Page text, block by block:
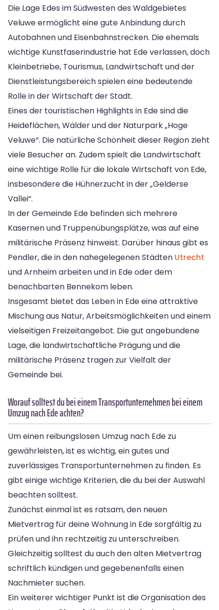
Die Lage Edes im Südwesten des Waldgebietes
Veluwe ermöglicht eine gute Anbindung durch
Autobahnen und Eisenbahnstrecken. Die ehemals
wichtige Kunstfaserindustrie hat Ede verlassen, doch
Kleinbetriebe, Tourismus, Landwirtschaft und der
Dienstleistungsbereich spielen eine bedeutende
Rolle in der Wirtschaft der Stadt.
Eines der touristischen Highlights in Ede sind die
Heideflächen, Wälder und der Naturpark „Hoge
Veluwe“. Die natürliche Schönheit dieser Region zieht
viele Besucher an. Zudem spielt die Landwirtschaft
eine wichtige Rolle für die lokale Wirtschaft von Ede,
insbesondere die Hühnerzucht in der „Gelderse
Vallei“.
In der Gemeinde Ede befinden sich mehrere
Kasernen und Truppenübungsplätze, was auf eine
militärische Präsenz hinweist. Darüber hinaus gibt es
Pendler, die in den nahegelegenen Städten Utrecht
und Arnheim arbeiten und in Ede oder dem
benachbarten Bennekom leben.
Insgesamt bietet das Leben in Ede eine attraktive
Mischung aus Natur, Arbeitsmöglichkeiten und einem
vielseitigen Freizeitangebot. Die gut angebundene
Lage, die landwirtschaftliche Prägung und die
militärische Präsenz tragen zur Vielfalt der
Gemeinde bei.
Worauf solltest du bei einem Transportunternehmen bei einem
Umzug nach Ede achten?
Um einen reibungslosen Umzug nach Ede zu
gewährleisten, ist es wichtig, ein gutes und
zuverlässiges Transportunternehmen zu finden. Es
gibt einige wichtige Kriterien, die du bei der Auswahl
beachten solltest.
Zunächst einmal ist es ratsam, den neuen
Mietvertrag für deine Wohnung in Ede sorgfältig zu
prüfen und ihn rechtzeitig zu unterschreiben.
Gleichzeitig solltest du auch den alten Mietvertrag
schriftlich kündigen und gegebenenfalls einen
Nachmieter suchen.
Ein weiterer wichtiger Punkt ist die Organisation des